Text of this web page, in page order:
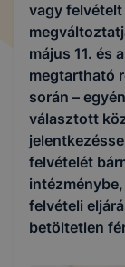
vagy
május 11. és
megtartható
során –
választott
felvételét
felvételi
betöltetlen